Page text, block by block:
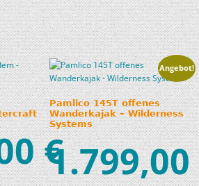
€
Angebot!
Pamlico 145T offenes
Wanderkajak – Wilderness
Systems
1.799,00